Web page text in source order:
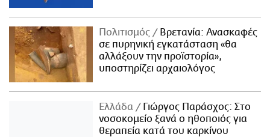
Πολιτισμός
Βρετανία: Ανασκαφές
σε πυρηνική εγκατάσταση «θα
αλλάξουν την προϊστορία»,
υποστηρίζει αρχαιολόγος
Ελλάδα
Γιώργος Παράσχος: Στο
νοσοκομείο ξανά ο ηθοποιός για
θεραπεία κατά του καρκίνου